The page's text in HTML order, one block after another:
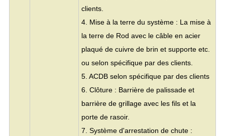
clients.
4. Mise à la terre du système : La mise à
la terre de Rod avec le câble en acier
plaqué de cuivre de brin et supporte etc.
ou selon spécifique par des clients.
5. ACDB selon spécifique par des clients
6. Clôture : Barrière de palissade et
barrière de grillage avec les fils et la
porte de rasoir.
7. Système d'arrestation de chute :